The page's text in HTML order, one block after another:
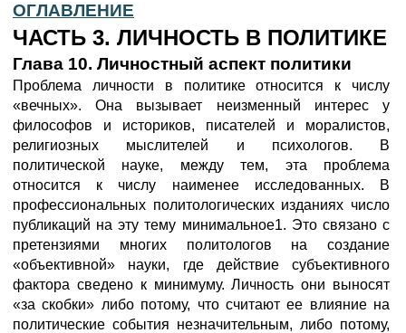
ОГЛАВЛЕНИЕ
ЧАСТЬ 3. ЛИЧНОСТЬ В ПОЛИТИКЕ
Глава 10. Личностный аспект политики
Проблема личности в политике относится к числу
«вечных». Она вызывает неизменный интерес у
философов и историков, писателей и моралистов,
религиозных мыслителей и психологов. В
политической науке, между тем, эта проблема
относится к числу наименее исследованных. В
профессиональных политологических изданиях число
публикаций на эту тему минимальное1. Это связано с
претензиями многих политологов на создание
«объективной» науки, где действие субъективного
фактора сведено к минимуму. Личность они выносят
«за скобки» либо потому, что считают ее влияние на
политические события незначительным, либо потому,